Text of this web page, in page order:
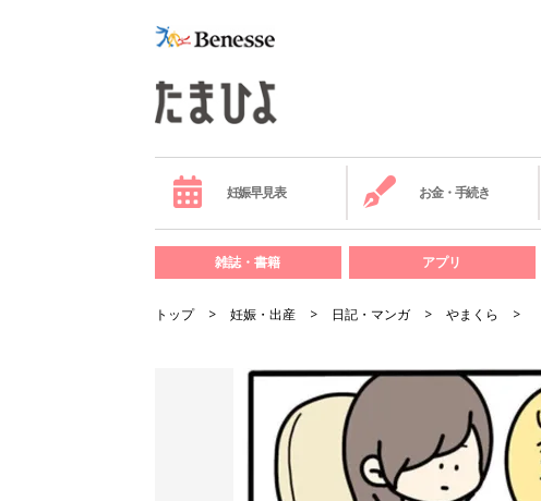
妊娠早見表 お金・手続き
雑誌・書籍 アプリ
トップ 妊娠・出産 日記・マンガ やまくら